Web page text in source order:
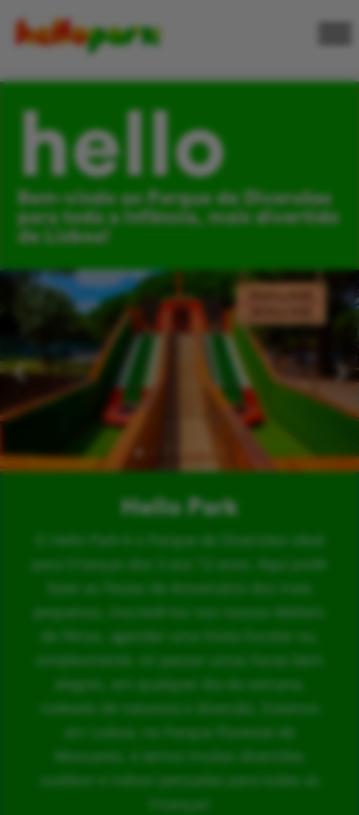
hello
Bem-vindo ao Parque de Diversões
para toda a Infância, mais divertido
de Lisboa!
Hello Park
O Hello Park é o Parque de Diversões ideal
para Crianças dos 3 aos 12 anos. Aqui pode
fazer as Festas de Aniversário dos mais
pequenos, inscrevê-los nos nossos Ateliers
de Férias, agendar uma Visita Escolar ou,
simplesmente, vir passar umas horas bem
alegres, em qualquer dia da semana,
rodeado de natureza e diversão. Estamos
em Lisboa, no Parque Florestal de
Monsanto, e temos muitas diversões
outdoor e indoor pensadas para todas as
Crianças!